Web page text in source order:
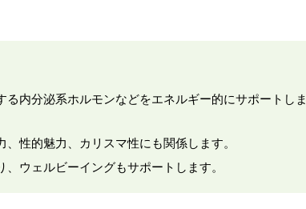
る内分泌系ホルモンなどをエネルギー的にサポートしま
、性的魅力、カリスマ性にも関係します。
ウェルビーイングもサポートします。